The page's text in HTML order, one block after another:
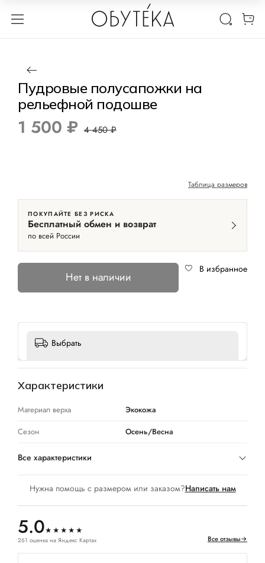
1 / 2
Пудровые полусапожки на
рельефной подошве
1 500 ₽ 4 450 ₽
Таблица размеров
ПОКУПАЙТЕ БЕЗ РИСКА
Бесплатный обмен и возврат
по всей России
Нет в наличии
В избранное
Выбрать
Нужна помощь с размером или заказом?Написать нам
5.0★★★★★
261 оценка на Яндекс Картах Все отзывы→
Характеристики
Материал верха
Экокожа
Сезон
Осень/Весна
Все характеристики